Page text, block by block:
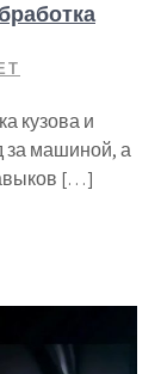
кузова и
за машиной, а
[…]